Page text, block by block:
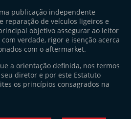
publicação independente
reparação de veículos ligeiros e
objetivo assegurar ao leitor
verdade, rigor e isenção acerca
com o aftermarket.
a orientação definida, nos termos
diretor e por este Estatuto
os princípios consagrados na